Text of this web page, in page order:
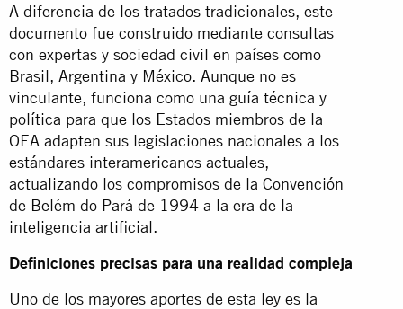
A diferencia de los tratados tradicionales, este
documento fue construido mediante consultas
con expertas y sociedad civil en países como
Brasil, Argentina y México. Aunque no es
vinculante, funciona como una guía técnica y
política para que los Estados miembros de la
OEA adapten sus legislaciones nacionales a los
estándares interamericanos actuales,
actualizando los compromisos de la Convención
de Belém do Pará de 1994 a la era de la
inteligencia artificial.
Definiciones precisas para una realidad compleja
Uno de los mayores aportes de esta ley es la